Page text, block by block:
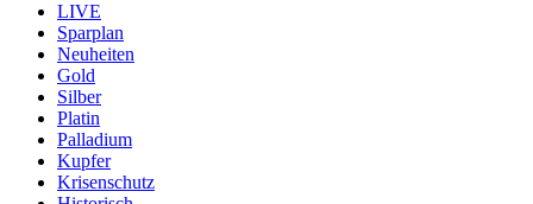
LIVE
Sparplan
Neuheiten
Gold
Silber
Platin
Palladium
Kupfer
Krisenschutz